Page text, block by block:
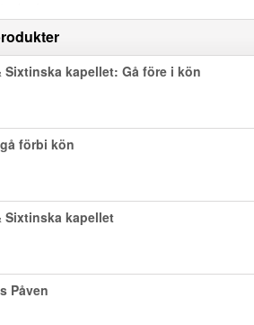
Sixtinska kapellet: Gå före i kön
förbi kön
Sixtinska kapellet
Påven